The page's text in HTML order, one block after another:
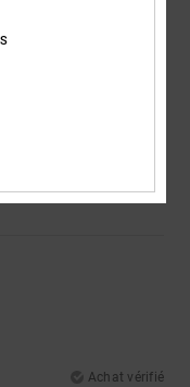
Achat vérifié